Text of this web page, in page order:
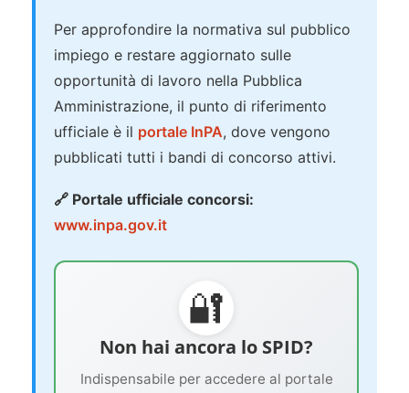
Per approfondire la normativa sul pubblico
impiego e restare aggiornato sulle
opportunità di lavoro nella Pubblica
Amministrazione, il punto di riferimento
ufficiale è il portale InPA, dove vengono
pubblicati tutti i bandi di concorso attivi.
🔗 Portale ufficiale concorsi:
www.inpa.gov.it
🔐
Non hai ancora lo SPID?
Indispensabile per accedere al portale